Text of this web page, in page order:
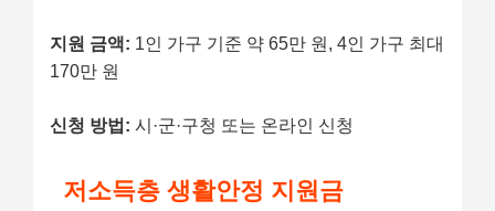
지원 금액: 1인 가구 기준 약 65만 원, 4인 가구 최대
170만 원
신청 방법: 시·군·구청 또는 온라인 신청
저소득층 생활안정 지원금